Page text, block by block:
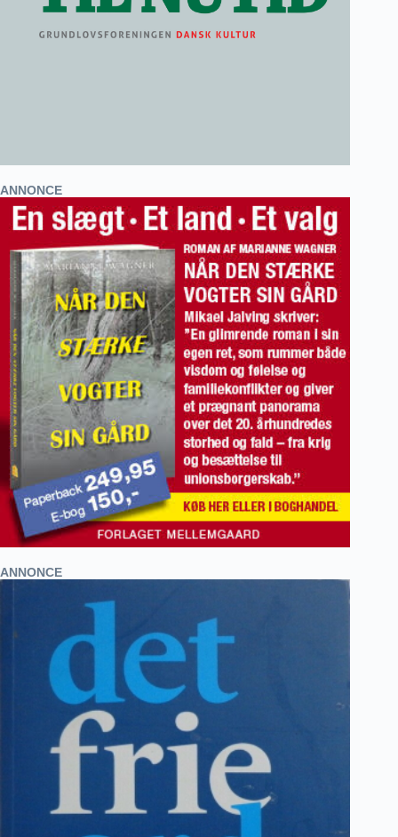
ANNONCE
ANNONCE